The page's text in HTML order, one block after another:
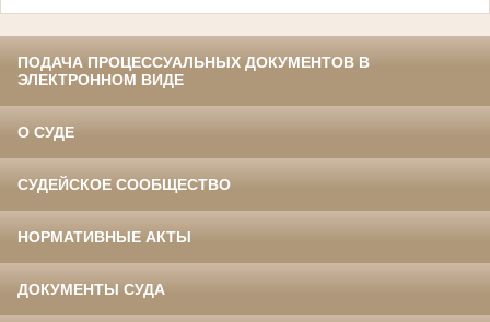
ПОДАЧА ПРОЦЕССУАЛЬНЫХ ДОКУМЕНТОВ В
ЭЛЕКТРОННОМ ВИДЕ
О СУДЕ
СУДЕЙСКОЕ СООБЩЕСТВО
НОРМАТИВНЫЕ АКТЫ
ДОКУМЕНТЫ СУДА